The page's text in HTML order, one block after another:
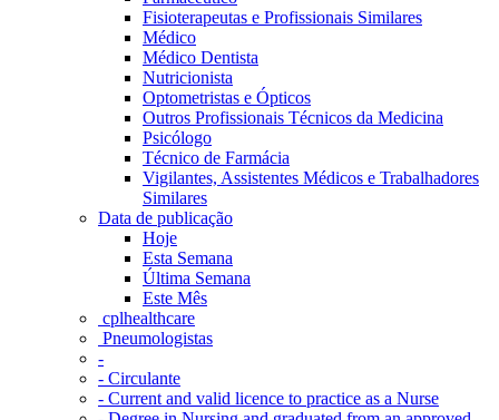
Fisioterapeutas e Profissionais Similares
Médico
Médico Dentista
Nutricionista
Optometristas e Ópticos
Outros Profissionais Técnicos da Medicina
Psicólogo
Técnico de Farmácia
Vigilantes, Assistentes Médicos e Trabalhadores
Similares
Data de publicação
Hoje
Esta Semana
Última Semana
Este Mês
‎ cplhealthcare‬
Pneumologistas
-
- Circulante
- Current and valid licence to practice as a Nurse